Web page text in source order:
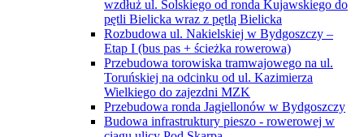
wzdłuż ul. Solskiego od ronda Kujawskiego do
pętli Bielicka wraz z pętlą Bielicka
Rozbudowa ul. Nakielskiej w Bydgoszczy –
Etap I (bus pas + ścieżka rowerowa)
Przebudowa torowiska tramwajowego na ul.
Toruńskiej na odcinku od ul. Kazimierza
Wielkiego do zajezdni MZK
Przebudowa ronda Jagiellonów w Bydgoszczy
Budowa infrastruktury pieszo - rowerowej w